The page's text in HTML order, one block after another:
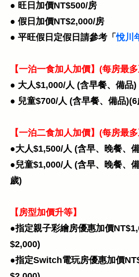
​● 旺日加價NT$500/房
● 假日加價NT$2,000/房
● 平旺假日定假日請參考「悅川
【一泊一食加人加價】(每房最
● 大人$1,000/人 (含早餐、備品)
● 兒童$700/人 (含早餐、備品
【一泊二食加人加價】(每房最
​●大人$1,500/人 (含早、晚餐、
●兒童$1,000/人 (含早、晚餐、
歲)​​
【房型加價升等】
●指定親子彩繪房優惠加價
$2,000)
●指定Switch電玩房優惠加價